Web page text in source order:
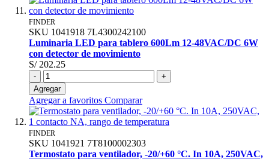
FINDER
SKU 1041918 7L4300242100
Luminaria LED para tablero 600Lm 12-48VAC/DC 6W
con detector de movimiento
S/ 202.25
-
+
Agregar
Agregar a favoritos Comparar
FINDER
SKU 1041921 7T8100002303
Termostato para ventilador, -20/+60 °C. In 10A, 250VAC,